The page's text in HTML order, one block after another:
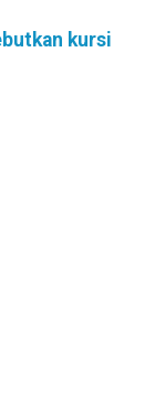
kursi